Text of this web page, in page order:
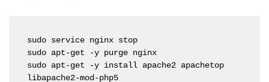
sudo service nginx stop
sudo apt-get -y purge nginx
sudo apt-get -y install apache2 apachetop
libapache2-mod-php5